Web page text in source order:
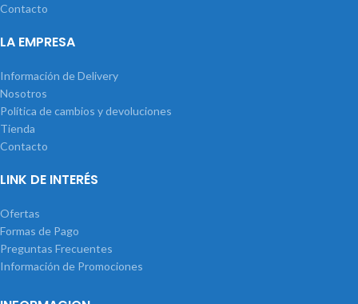
Contacto
LA EMPRESA
Información de Delivery
Nosotros
Política de cambios y devoluciones
Tienda
Contacto
LINK DE INTERÉS
Ofertas
Formas de Pago
Preguntas Frecuentes
Información de Promociones